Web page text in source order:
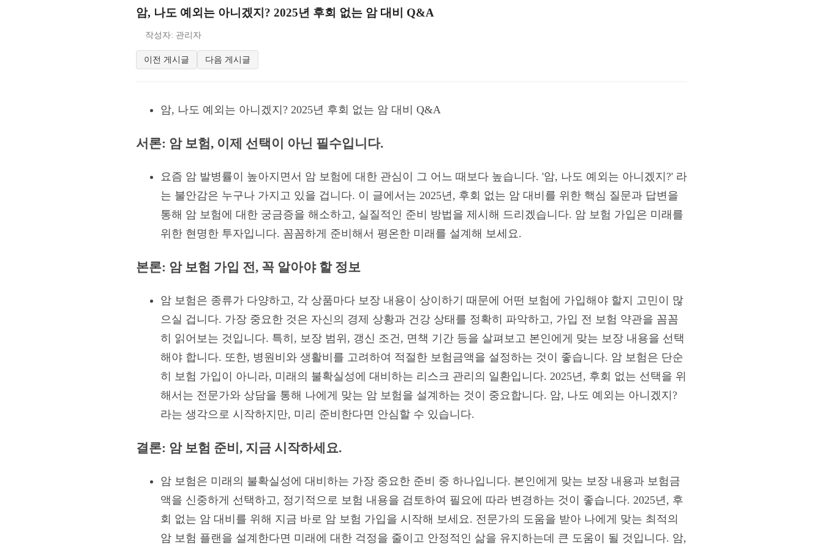
암, 나도 예외는 아니겠지? 2025년 후회 없는 암 대비 Q&A
작성자: 관리자
이전 게시글 다음 게시글
암, 나도 예외는 아니겠지? 2025년 후회 없는 암 대비 Q&A
서론: 암 보험, 이제 선택이 아닌 필수입니다.
요즘 암 발병률이 높아지면서 암 보험에 대한 관심이 그 어느 때보다 높습니다. '암, 나도 예외는 아니겠지?' 라
는 불안감은 누구나 가지고 있을 겁니다. 이 글에서는 2025년, 후회 없는 암 대비를 위한 핵심 질문과 답변을
통해 암 보험에 대한 궁금증을 해소하고, 실질적인 준비 방법을 제시해 드리겠습니다. 암 보험 가입은 미래를
위한 현명한 투자입니다. 꼼꼼하게 준비해서 평온한 미래를 설계해 보세요.
본론: 암 보험 가입 전, 꼭 알아야 할 정보
암 보험은 종류가 다양하고, 각 상품마다 보장 내용이 상이하기 때문에 어떤 보험에 가입해야 할지 고민이 많
으실 겁니다. 가장 중요한 것은 자신의 경제 상황과 건강 상태를 정확히 파악하고, 가입 전 보험 약관을 꼼꼼
히 읽어보는 것입니다. 특히, 보장 범위, 갱신 조건, 면책 기간 등을 살펴보고 본인에게 맞는 보장 내용을 선택
해야 합니다. 또한, 병원비와 생활비를 고려하여 적절한 보험금액을 설정하는 것이 좋습니다. 암 보험은 단순
히 보험 가입이 아니라, 미래의 불확실성에 대비하는 리스크 관리의 일환입니다. 2025년, 후회 없는 선택을 위
해서는 전문가와 상담을 통해 나에게 맞는 암 보험을 설계하는 것이 중요합니다. 암, 나도 예외는 아니겠지?
라는 생각으로 시작하지만, 미리 준비한다면 안심할 수 있습니다.
결론: 암 보험 준비, 지금 시작하세요.
암 보험은 미래의 불확실성에 대비하는 가장 중요한 준비 중 하나입니다. 본인에게 맞는 보장 내용과 보험금
액을 신중하게 선택하고, 정기적으로 보험 내용을 검토하여 필요에 따라 변경하는 것이 좋습니다. 2025년, 후
회 없는 암 대비를 위해 지금 바로 암 보험 가입을 시작해 보세요. 전문가의 도움을 받아 나에게 맞는 최적의
암 보험 플랜을 설계한다면 미래에 대한 걱정을 줄이고 안정적인 삶을 유지하는데 큰 도움이 될 것입니다. 암,